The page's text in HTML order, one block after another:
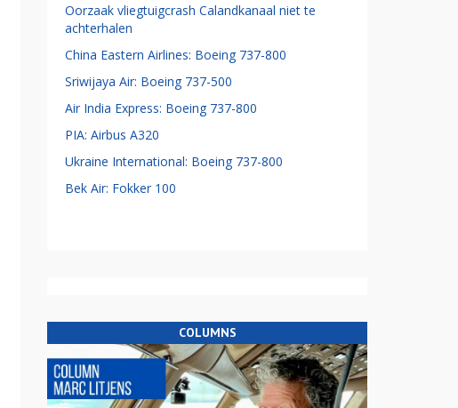
Oorzaak vliegtuigcrash Calandkanaal niet te
achterhalen
China Eastern Airlines: Boeing 737-800
Sriwijaya Air: Boeing 737-500
Air India Express: Boeing 737-800
PIA: Airbus A320
Ukraine International: Boeing 737-800
Bek Air: Fokker 100
COLUMNS